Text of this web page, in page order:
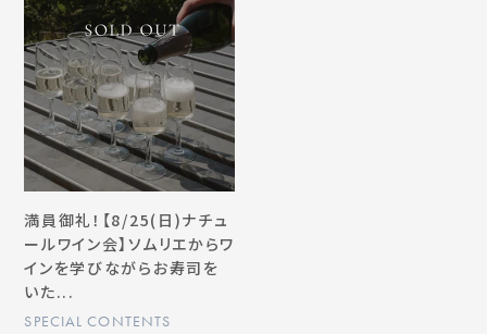
満員御礼！【8/25(日)ナチュ
ールワイン会】ソムリエからワ
インを学びながらお寿司を
いた...
SPECIAL CONTENTS